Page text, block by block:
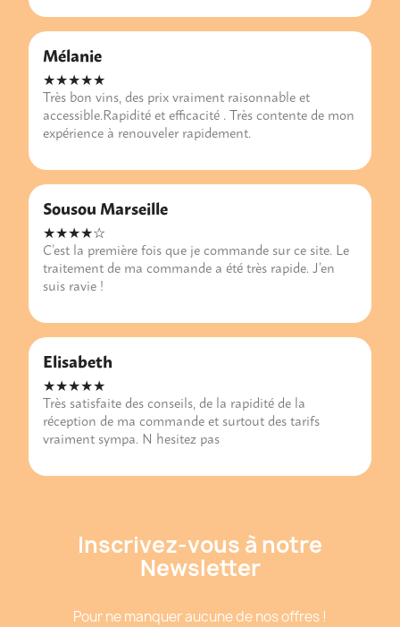
Mélanie
★★★★★
Très bon vins, des prix vraiment raisonnable et
accessible.Rapidité et efficacité . Très contente de mon
expérience à renouveler rapidement.
Sousou Marseille
★★★★☆
C’est la première fois que je commande sur ce site. Le
traitement de ma commande a été très rapide. J’en
suis ravie !
Elisabeth
★★★★★
Très satisfaite des conseils, de la rapidité de la
réception de ma commande et surtout des tarifs
vraiment sympa. N hesitez pas
Inscrivez-vous à notre
Newsletter
Pour ne manquer aucune de nos offres !